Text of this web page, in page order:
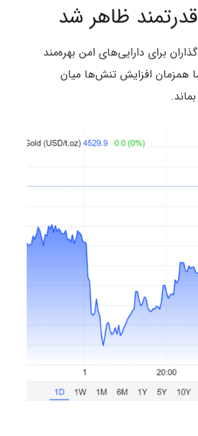
ظاهر شد
از تقاضای سرمایه‌گذاران برای دارایی‌های امن بهره‌مند
همزمان افزایش تنش‌ها میان